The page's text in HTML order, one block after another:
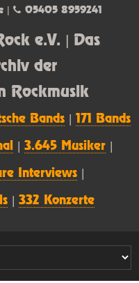
e.V. | Das
der
Rockmusik
Bands |171 Bands
|3.645 Musiker
Interviews
|332 Konzerte
| 05405 8959241